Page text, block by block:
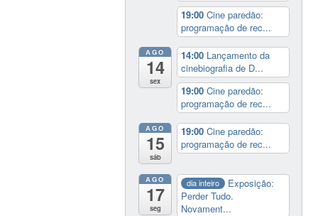
19:00Cine paredão:
programação de rec...
AGO
14
sex
14:00 Lançamento da
cinebiografia de D...
19:00Cine paredão:
programação de rec...
AGO
15
sáb
19:00Cine paredão:
programação de rec...
AGO
17
seg
dia inteiro
Exposição:
Perder Tudo.
Novament...